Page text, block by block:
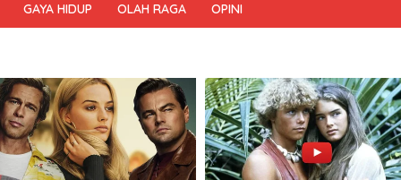
GAYA HIDUP OLAH RAGA OPINI